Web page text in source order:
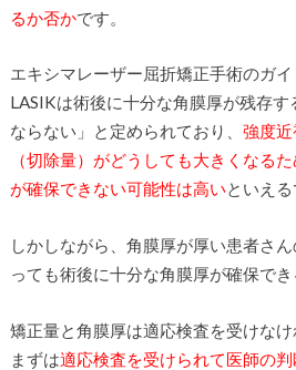
るか否かです。
エキシマレーザー屈折矯正手術のガ
LASIKは術後に十分な角膜厚が残存
ならない」と定められており、 強度
（切除量）がどうしても大きくなる
が確保できない可能性は高いといえる
しかしながら、角膜厚が厚い患者さ
っても術後に十分な角膜厚が確保でき
矯正量と角膜厚は適応検査を受けなけ
まずは適応検査を受けられて医師の